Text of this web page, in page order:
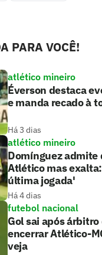
PARA VOCÊ!
atlético mineiro
Éverson destaca
e manda recado à
Há 3 dias
atlético mineiro
Domínguez
Atlético mas
última jogada'
Há 4 dias
futebol nacional
Gol sai após
encerrar Atlético-
veja